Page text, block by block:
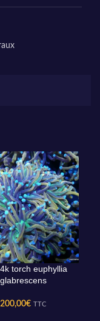
torch euphyllia
glabrescens
200,00€ TTC